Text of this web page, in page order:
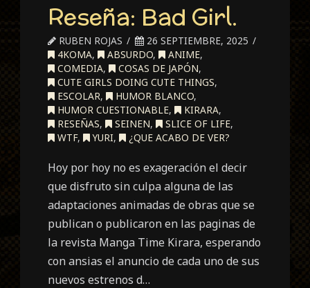
Reseña: Bad Girl.
RUBEN ROJAS
26 SEPTIEMBRE, 2025
4KOMA, ABSURDO, ANIME,
COMEDIA, COSAS DE JAPÓN,
CUTE GIRLS DOING CUTE THINGS,
ESCOLAR, HUMOR BLANCO,
HUMOR CUESTIONABLE, KIRARA,
RESEÑAS, SEINEN, SLICE OF LIFE,
WTF, YURI, ¿QUE ACABO DE VER?
Hoy por hoy no es exageración el decir
que disfruto sin culpa alguna de las
adaptaciones animadas de obras que se
publican o publicaron en las paginas de
la revista Manga Time Kirara, esperando
con ansias el anuncio de cada uno de sus
nuevos estrenos d…